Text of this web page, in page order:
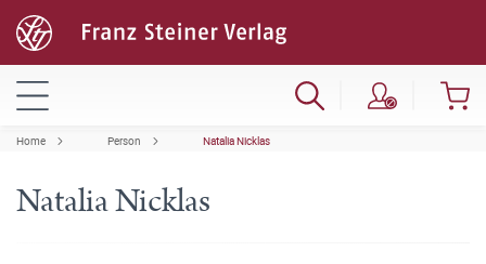
Home Person Natalia Nicklas
Natalia Nicklas